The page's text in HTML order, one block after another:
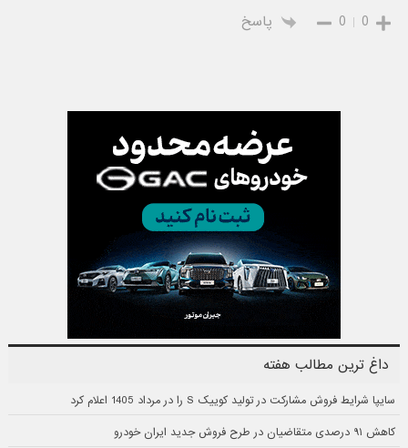
0
0 پاسخ
داغ ترین مطالب هفته
سایپا شرایط فروش مشارکت در تولید کوییک S را در مرداد 1405 اعلام کرد
کاهش ۹۱ درصدی متقاضیان در طرح فروش جدید ایران خودرو